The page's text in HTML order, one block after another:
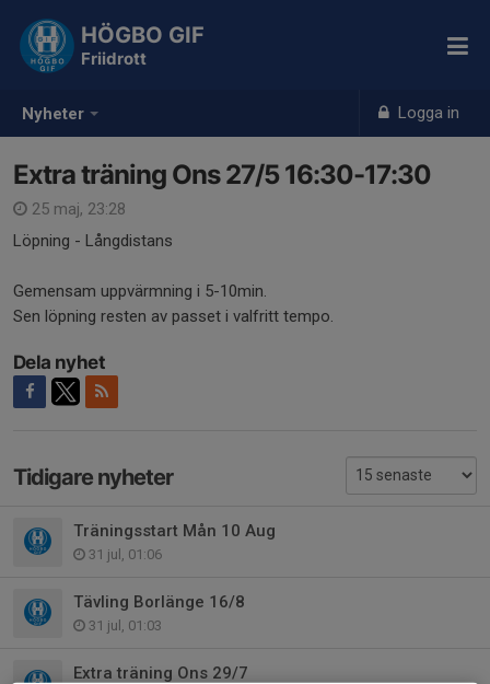
Nyheter Logga in
HÖGBO GIF
Friidrott
Extra träning Ons 27/5 16:30-17:30
25 maj, 23:28
Löpning - Långdistans
Gemensam uppvärmning i 5-10min.
Sen löpning resten av passet i valfritt tempo.
Dela nyhet
Tidigare nyheter
Träningsstart Mån 10 Aug
31 jul, 01:06
Tävling Borlänge 16/8
31 jul, 01:03
Extra träning Ons 29/7